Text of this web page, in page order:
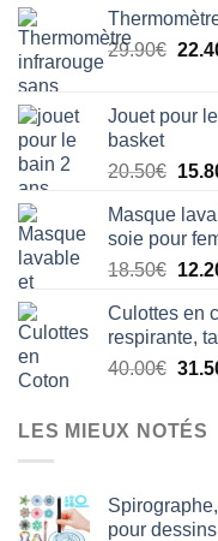
29.90€ Le
était :
Jouet pour
basket
20.50€ Le
était
Masque
soie pour
18.50€ Le
était
Culottes en
respirante,
40.00€ Le
initial
était :
LES MIEUX NOTÉS
pour